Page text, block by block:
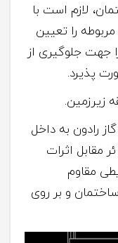
لازم است با
را تعیین
جهت جلوگیری از
پذیرد.
زیرزمین.
رادون به داخل
مقابل اثرات
مقاوم
و بر روی